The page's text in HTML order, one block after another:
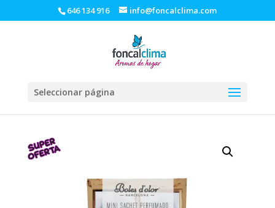
646 134 916 info@foncalclima.com
Seleccionar página